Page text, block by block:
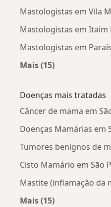
Mastologistas em Vila
Mastologistas em Itaim
Mastologistas em
Mais (15)
Doenças mais tratadas
Câncer de mama em
Doenças Mamárias em
Tumores benignos de
Cisto Mamário em São
Mastite (inflamação da
Mais (15)